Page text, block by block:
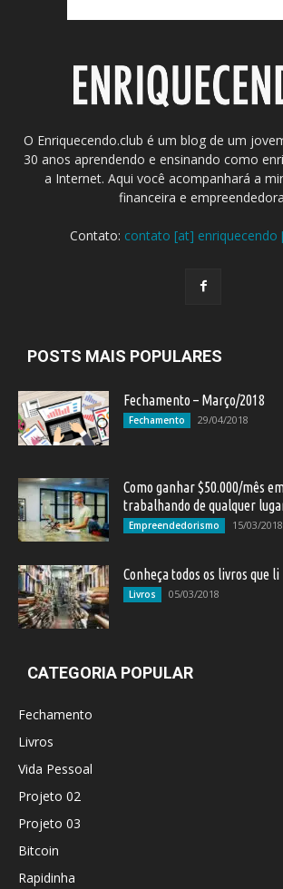
O Enriquecendo.club é um blog de um
30 anos aprendendo e ensinando como
a Internet. Aqui você acompanhará a
financeira e
Contato: contato [at] enriquecendo
POSTS MAIS POPULARES
Fechamento – Março/2018
Fechamento 29/04/2018
Como ganhar $50.000/mês
trabalhando de qualquer
Empreendedorismo 15/03/2018
Conheça todos os livros que
Livros 05/03/2018
CATEGORIA POPULAR
Fechamento
Livros
Vida Pessoal
Projeto 02
Projeto 03
Bitcoin
Rapidinha